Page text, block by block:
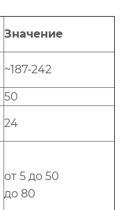
Значение
~187-242
50
24
от 5 до 50
до 80